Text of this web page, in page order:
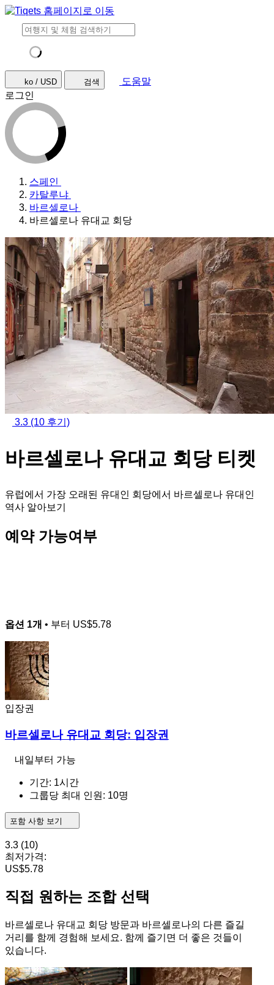
ko / USD 검색
도움말
로그인
스페인
카탈루냐
바르셀로나
바르셀로나 유대교 회당
3.3 (10 후기)
바르셀로나 유대교 회당 티켓
유럽에서 가장 오래된 유대인 회당에서 바르셀로나 유대인
역사 알아보기
예약 가능여부
옵션 1개 • 부터 US$5.78
입장권
바르셀로나 유대교 회당: 입장권
내일부터 가능
기간: 1시간
그룹당 최대 인원: 10명
포함 사항 보기
3.3 (10)
최저가격:
US$5.78
직접 원하는 조합 선택
바르셀로나 유대교 회당 방문과 바르셀로나의 다른 즐길
거리를 함께 경험해 보세요. 함께 즐기면 더 좋은 것들이
있습니다.